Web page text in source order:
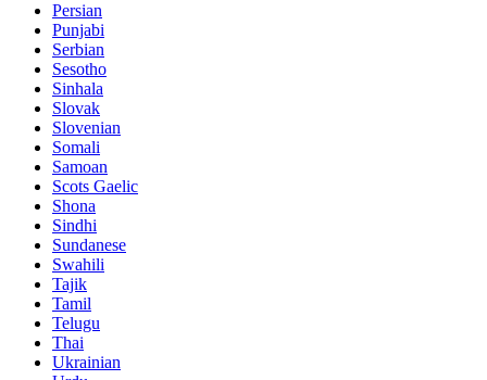
Persian
Punjabi
Serbian
Sesotho
Sinhala
Slovak
Slovenian
Somali
Samoan
Scots Gaelic
Shona
Sindhi
Sundanese
Swahili
Tajik
Tamil
Telugu
Thai
Ukrainian